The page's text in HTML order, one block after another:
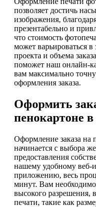
позволяет достичь
изображения,
презентабельно и
что стоимость
может варьироваться
проекта и объема
поможет наш онлайн-
вам максимально
оформления заказа.
Оформить
пенокартоне
Оформление заказа на
начинается с выбора
предоставления
нашему удобному веб-
приложению, весь
минут. Вам необходимо
высокого разрешения,
печати, такие как